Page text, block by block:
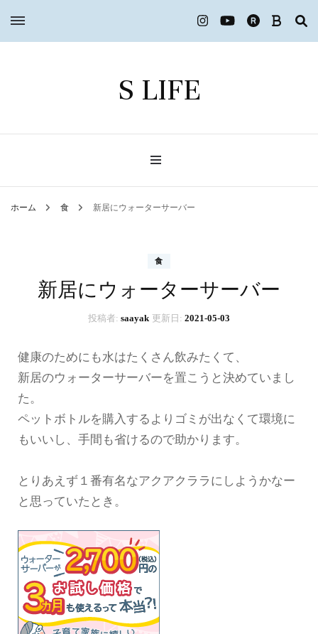
S LIFE
ホーム 食 新居にウォーターサーバー
食
新居にウォーターサーバー
投稿者: saayak 更新日: 2021-05-03
健康のためにも水はたくさん飲みたくて、
新居のウォーターサーバーを置こうと決めていまし
た。
ペットボトルを購入するよりゴミが出なくて環境に
もいいし、手間も省けるので助かります。
とりあえず１番有名なアクアクララにしようかなー
と思っていたとき。